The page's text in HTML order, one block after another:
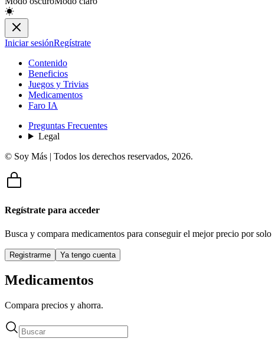
Iniciar sesiónRegístrate
Contenido
Beneficios
Juegos y Trivias
Medicamentos
Faro IA
Preguntas Frecuentes
Legal
© Soy Más | Todos los derechos reservados, 2026.
Regístrate para acceder
Busca y compara medicamentos para conseguir el mejor precio por solo
Registrarme Ya tengo cuenta
Medicamentos
Compara precios y ahorra.